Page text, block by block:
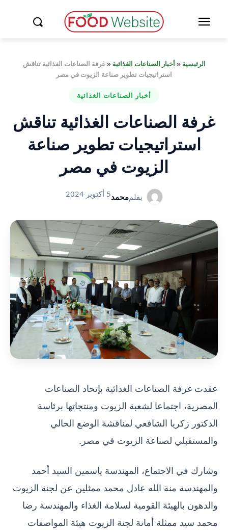
الرئيسية «أخبار الصناعات الغذائية «غرفة الصناعات الغذائية تناقش
استراتيجيات تطوير صناعة الزيوت في مصر
أخبار الصناعات الغذائية
غرفة الصناعات الغذائية تناقش
استراتيجيات تطوير صناعة
الزيوت في مصر
بقلممحمد5 أكتوبر 2024
عقدت غرفة الصناعات الغذائية بإتحاد الصناعات
المصرية، اجتماعا لشعبة الزيوت ومنتجاتها برئاسة
الدكتور زكريا الشافعي لمناقشة الوضع الحالي
والمستقبلي لصناعة الزيوت في مصر.
وشارك في الاجتماع، المهندسة ياسمين السيد أحمد
والمهندسة منة الله عادل محمد ممثلين عن لجنة الزيوت
والدهون بالهيئة القومية لسلامة الغذاء والمهندسة رضا
محمد سيد ممثلة أمانة لجنة الزيوت هيئة المواصفات